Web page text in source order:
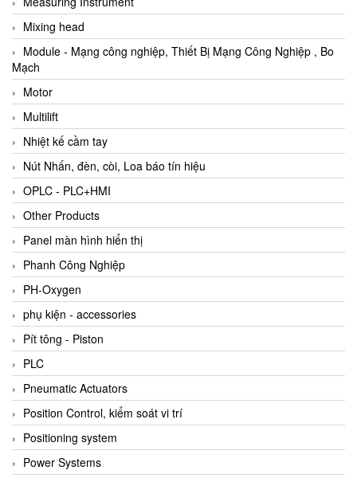
Mixing head
Module - Mạng công nghiệp, Thiết Bị Mạng Công Nghiệp , Bo
Mạch
Motor
Multilift
Nhiệt kế cầm tay
Nút Nhấn, đèn, còi, Loa báo tín hiệu
OPLC - PLC+HMI
Other Products
Panel màn hình hiển thị
Phanh Công Nghiệp
PH-Oxygen
phụ kiện - accessories
Pít tông - Piston
PLC
Pneumatic Actuators
Position Control, kiểm soát vi trí
Positioning system
Power Systems